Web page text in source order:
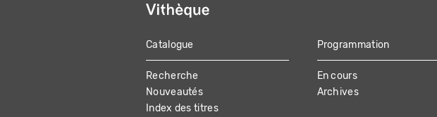
MAIN
NAVIGATION
Catalogue
Recherche
Nouveautés
Index des titres
Programmation
En cours
Archives